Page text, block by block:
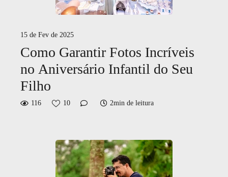
15 de Fev de 2025
Como Garantir Fotos Incríveis
no Aniversário Infantil do Seu
Filho
116 10 2min de leitura